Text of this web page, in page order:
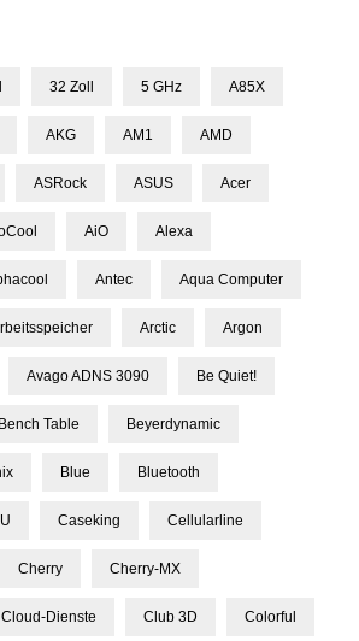
32 Zoll 5 GHz A85X
AKG AM1 AMD
ASRock ASUS Acer
AiO Alexa
Antec Aqua Computer
Arctic Argon
Avago ADNS 3090 Be Quiet!
Bench Table Beyerdynamic
Blue Bluetooth
Caseking Cellularline
Cherry Cherry-MX
Cloud-Dienste Club 3D Colorful